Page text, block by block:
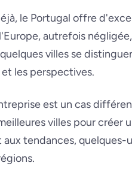
le Portugal offre
autrefois
villes se
les perspectives.
est un cas
villes pour créer
tendances, quelques-